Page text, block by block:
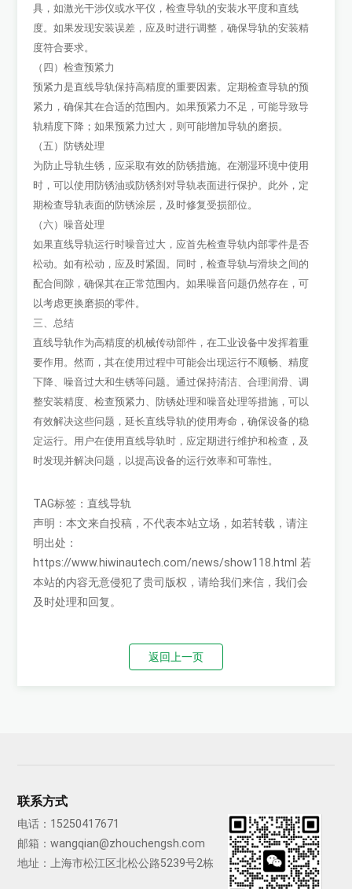
具，如激光干涉仪或水平仪，检查导轨的安装水平度和直线
度。如果发现安装误差，应及时进行调整，确保导轨的安装精
度符合要求。
（四）检查预紧力
预紧力是直线导轨保持高精度的重要因素。定期检查导轨的预
紧力，确保其在合适的范围内。如果预紧力不足，可能导致导
轨精度下降；如果预紧力过大，则可能增加导轨的磨损。
（五）防锈处理
为防止导轨生锈，应采取有效的防锈措施。在潮湿环境中使用
时，可以使用防锈油或防锈剂对导轨表面进行保护。此外，定
期检查导轨表面的防锈涂层，及时修复受损部位。
（六）噪音处理
如果直线导轨运行时噪音过大，应首先检查导轨内部零件是否
松动。如有松动，应及时紧固。同时，检查导轨与滑块之间的
配合间隙，确保其在正常范围内。如果噪音问题仍然存在，可
以考虑更换磨损的零件。
三、总结
直线导轨作为高精度的机械传动部件，在工业设备中发挥着重
要作用。然而，其在使用过程中可能会出现运行不顺畅、精度
下降、噪音过大和生锈等问题。通过保持清洁、合理润滑、调
整安装精度、检查预紧力、防锈处理和噪音处理等措施，可以
有效解决这些问题，延长直线导轨的使用寿命，确保设备的稳
定运行。用户在使用直线导轨时，应定期进行维护和检查，及
时发现并解决问题，以提高设备的运行效率和可靠性。
TAG标签：直线导轨
声明：本文来自投稿，不代表本站立场，如若转载，请注
明出处：
https://www.hiwinautech.com/news/show118.html 若
本站的内容无意侵犯了贵司版权，请给我们来信，我们会
及时处理和回复。
返回上一页
联系方式
电话： 15250417671
邮箱：wangqian@zhouchengsh.com
地址：上海市松江区北松公路5239号2栋